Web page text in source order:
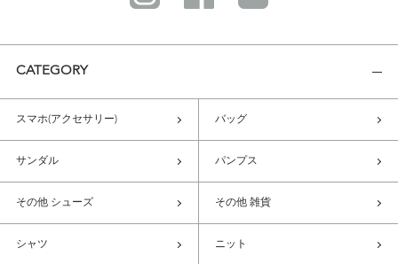
CATEGORY
スマホ(アクセサリー) バッグ
サンダル パンプス
その他 シューズ その他 雑貨
シャツ ニット